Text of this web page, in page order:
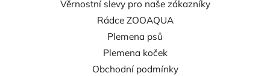
Věrnostní slevy pro naše zákazníky
Rádce ZOOAQUA
Plemena psů
Plemena koček
Obchodní podmínky